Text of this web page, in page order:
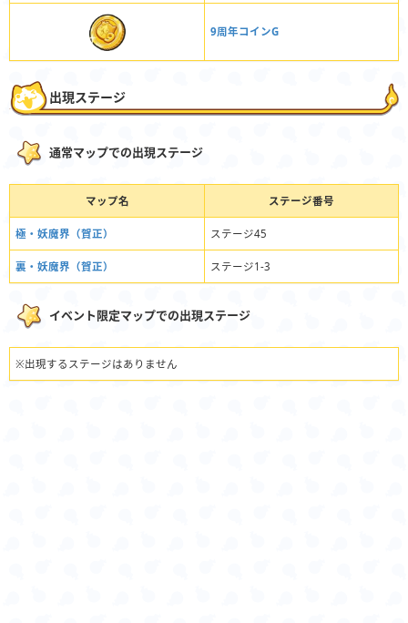
9周年コインG
出現ステージ
通常マップでの出現ステージ
マップ名 ステージ番号
極・妖魔界（賀正） ステージ45
裏・妖魔界（賀正） ステージ1-3
イベント限定マップでの出現ステージ
※出現するステージはありません